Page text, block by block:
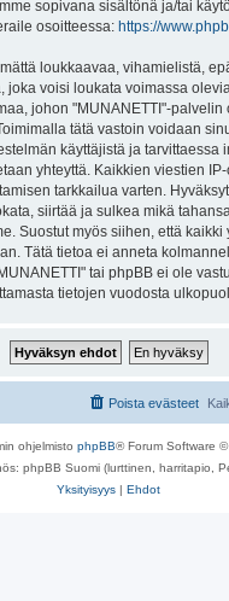
sopivana sisältönä ja/tai
osoitteessa: https://
loukkaavaa, vihamielistä,
joka voisi loukata voimassa
johon "MUNANETTI"-palvelin
tätä vastoin voidaan
käyttäjistä ja tarvittaessa
yhteyttä. Kaikkien viestien
tarkkailua varten.
siirtää ja sulkea mikä
Suostut myös siihen, että kaikki
Tätä tietoa ei anneta
tai phpBB ei ole
tietojen vuodosta
Poista evästeet
ohjelmisto phpBB® Forum Software
phpBB Suomi (lurttinen, harritapio,
Yksityisyys | Ehdot